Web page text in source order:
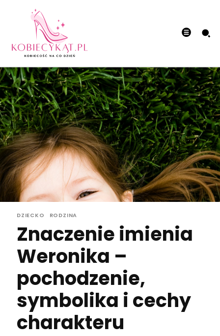
DZIECKO RODZINA
Znaczenie imienia
Weronika –
pochodzenie,
symbolika i cechy
charakteru